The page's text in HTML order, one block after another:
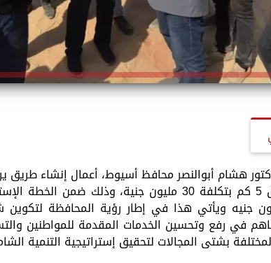
هشام أبوالنصر محافظ أسيوط، أعمال إنشاء
30 مليون جنيه ويأتي هذا في إطار رؤية المحافظة
في رفع وتحسين الخدمات المقدمة للمواطنين
بشتى المجالات لتحقيق إستراتيجية التنمية